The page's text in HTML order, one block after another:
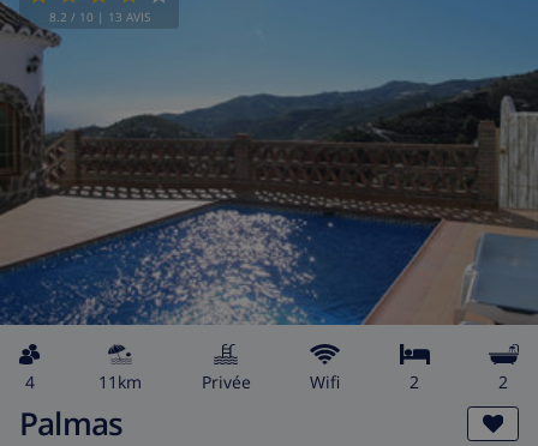
8.2 / 10 | 13 AVIS
4 11km privée wifi 2 2
Palmas